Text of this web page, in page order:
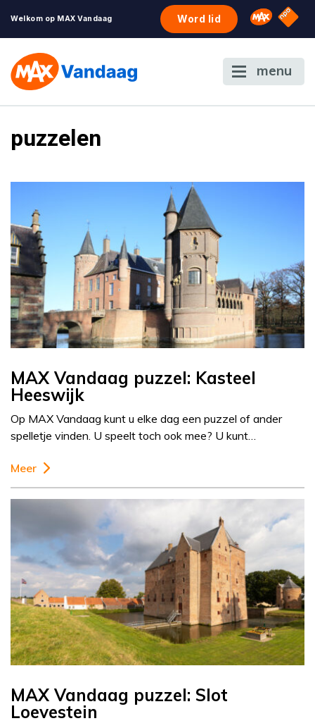
Welkom op MAX Vandaag Word lid Omroep
NPO
menu
puzzelen
MAX Vandaag puzzel: Kasteel
Heeswijk
Op MAX Vandaag kunt u elke dag een puzzel of ander
spelletje vinden. U speelt toch ook mee? U kunt…
Meer
MAX Vandaag puzzel: Slot
Loevestein